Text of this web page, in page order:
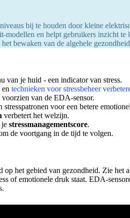
bij te houden door kleine
modellen en helpt gebruikers inzicht
bewaken van de algehele
van je huid - een indicator van stress.
en technieken voor stressbeheer
van de EDA-sensor.
voor een betere
verbetert het welzijn.
je stressmanagementscore.
de voortgang in de tijd te volgen.
het gebied van gezondheid. Zie het
of emotionele druk staat. EDA-